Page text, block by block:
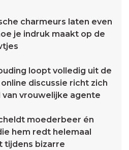
charmeurs laten even
je indruk maakt op de
loopt volledig uit de
online discussie richt zich
van vrouwelijke agente
moederbeer én
hem redt helemaal
tijdens bizarre